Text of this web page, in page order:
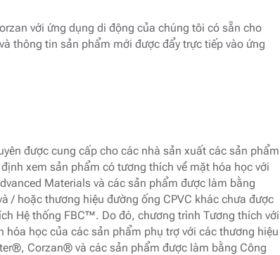
với ứng dụng di động của chúng tôi có sẵn cho
thông tin sản phẩm mới được đẩy trực tiếp vào ứng
được cung cấp cho các nhà sản xuất các sản phẩm
xem sản phẩm có tương thích về mặt hóa học với
Materials và các sản phẩm được làm bằng
/ hoặc thương hiệu đường ống CPVC khác chưa được
Hệ thống FBC™. Do đó, chương trình Tương thích với
học của các sản phẩm phụ trợ với các thương hiệu
Corzan® và các sản phẩm được làm bằng Công